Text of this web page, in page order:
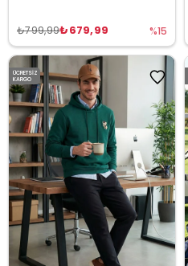
₺679,99
₺799,99 %15
ÜCRETSIZ
KARGO